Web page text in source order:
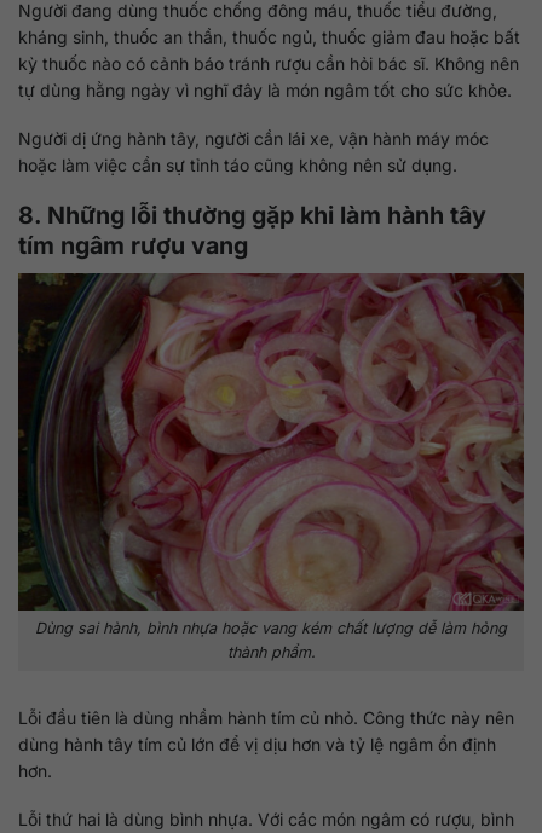
Người đang dùng thuốc chống đông máu, thuốc tiểu đường,
kháng sinh, thuốc an thần, thuốc ngủ, thuốc giảm đau hoặc bất
kỳ thuốc nào có cảnh báo tránh rượu cần hỏi bác sĩ. Không nên
tự dùng hằng ngày vì nghĩ đây là món ngâm tốt cho sức khỏe.
Người dị ứng hành tây, người cần lái xe, vận hành máy móc
hoặc làm việc cần sự tỉnh táo cũng không nên sử dụng.
8. Những lỗi thường gặp khi làm hành tây
tím ngâm rượu vang
Dùng sai hành, bình nhựa hoặc vang kém chất lượng dễ làm hỏng
thành phẩm.
Lỗi đầu tiên là dùng nhầm hành tím củ nhỏ. Công thức này nên
dùng hành tây tím củ lớn để vị dịu hơn và tỷ lệ ngâm ổn định
hơn.
Lỗi thứ hai là dùng bình nhựa. Với các món ngâm có rượu, bình